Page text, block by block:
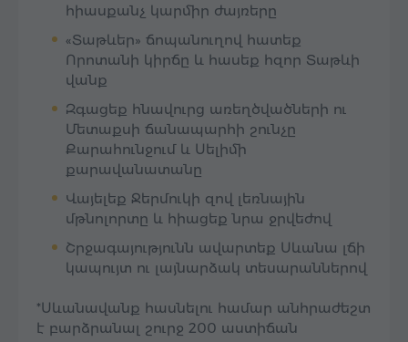
հիասքանչ կարմիր ժայռերը
«Տաթևեր» ճոպանուղով հատեք
Որոտանի կիրճը և հասեք հզոր Տաթևի
վանք
Զգացեք հնավուրց առեղծվածների ու
Մետաքսի ճանապարհի շունչը
Քարահունջում և Սելիմի
քարավանատանը
Վայելեք Ջերմուկի զով լեռնային
մթնոլորտը և հիացեք նրա ջրվեժով
Շրջագայությունն ավարտեք Սևանա լճի
կապույտ ու լայնարձակ տեսարաններով
*Սևանավանք հասնելու համար անհրաժեշտ
է բարձրանալ շուրջ 200 աստիճան